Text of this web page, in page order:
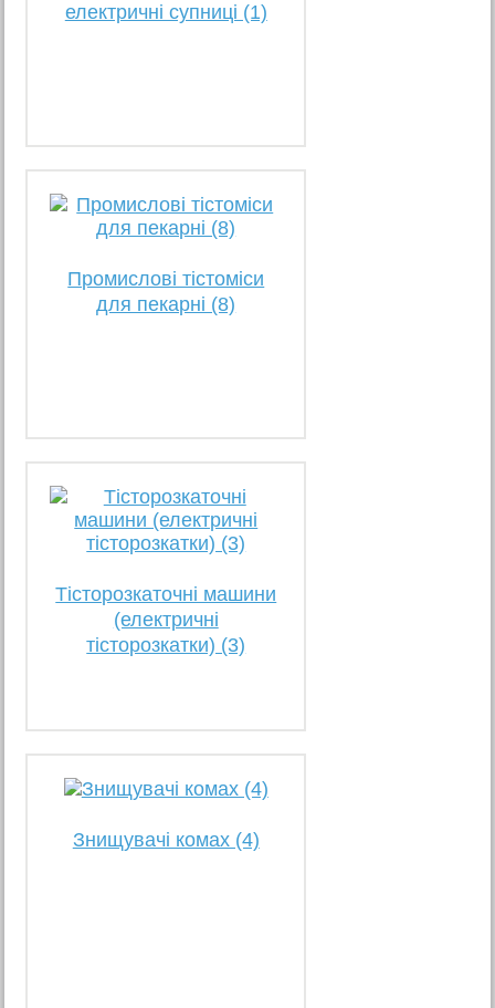
електричні супниці (1)
Промислові тістоміси
для пекарні (8)
Тісторозкаточні машини
(електричні
тісторозкатки) (3)
Знищувачі комах (4)